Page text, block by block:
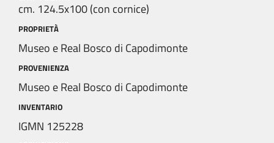
cm. 124.5x100 (con cornice)
PROPRIETÀ
Museo e Real Bosco di Capodimonte
PROVENIENZA
Museo e Real Bosco di Capodimonte
INVENTARIO
IGMN 125228